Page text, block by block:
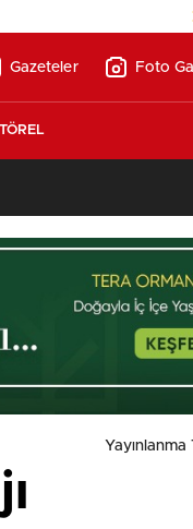
Gazeteler Foto
Yayınlanma